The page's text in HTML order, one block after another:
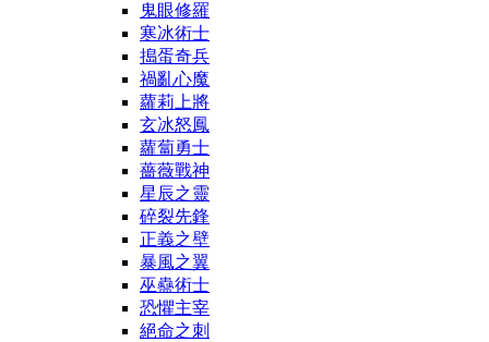
鬼眼修羅
寒冰術士
搗蛋奇兵
禍亂心魔
蘿莉上將
玄冰怒鳳
蘿蔔勇士
薔薇戰神
星辰之靈
碎裂先鋒
正義之壁
暴風之翼
巫蠱術士
恐懼主宰
絕命之刺